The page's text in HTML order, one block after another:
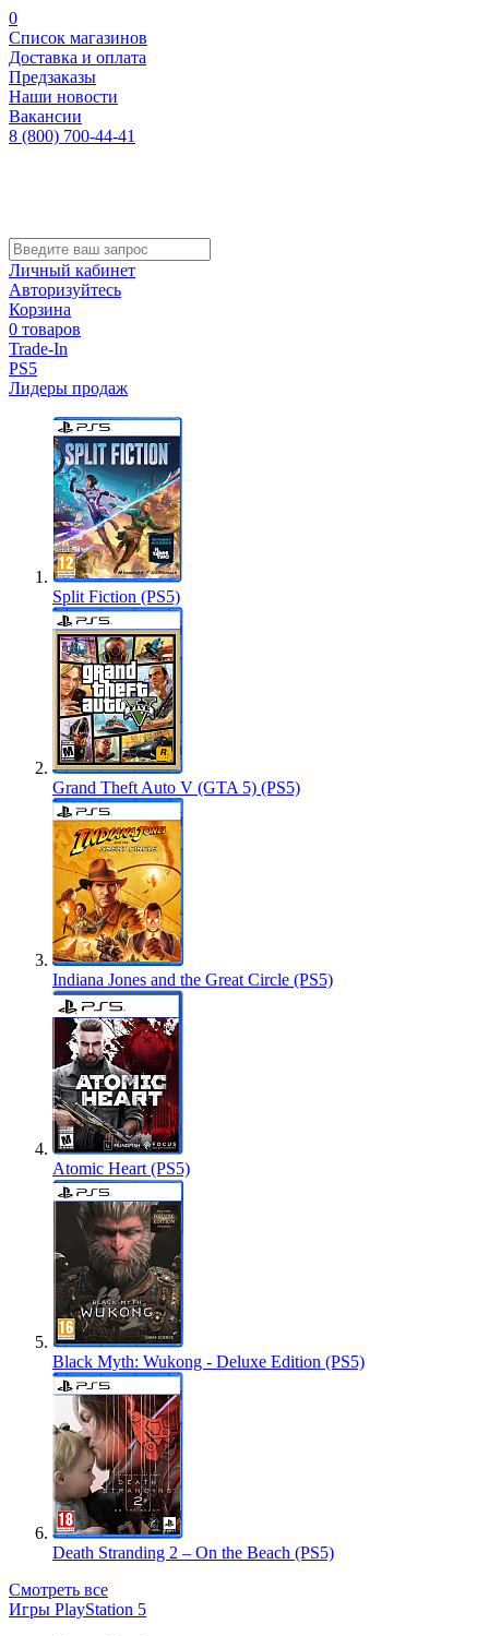
0
Список магазинов
Доставка и оплата
Предзаказы
Наши новости
Вакансии
8 (800) 700-44-41
Личный кабинет
Авторизуйтесь
Корзина
0 товаров
Trade-In
PS5
Лидеры продаж
Split Fiction (PS5)
Grand Theft Auto V (GTA 5) (PS5)
Indiana Jones and the Great Circle (PS5)
Atomic Heart (PS5)
Black Myth: Wukong - Deluxe Edition (PS5)
Death Stranding 2 – On the Beach (PS5)
Смотреть все
Игры PlayStation 5